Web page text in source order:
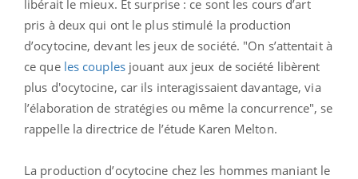
libérait le mieux. Et surprise : ce sont les cours d’art
pris à deux qui ont le plus stimulé la production
d’ocytocine, devant les jeux de société. "On s’attentait à
ce que les couplesjouant aux jeux de société libèrent
plus d'ocytocine, car ils interagissaient davantage, via
l’élaboration de stratégies ou même la concurrence", se
rappelle la directrice de l’étude Karen Melton.
La production d’ocytocine chez les hommes maniant le